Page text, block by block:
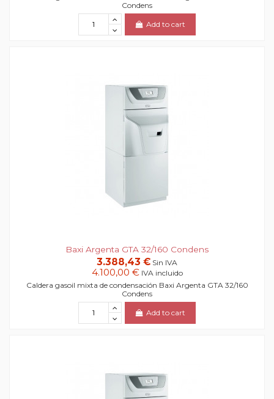
Condens
Add to cart
Baxi Argenta GTA 32/160 Condens
3.388,43 € Sin IVA
4.100,00 € IVA incluido
Caldera gasoil mixta de condensación Baxi Argenta GTA 32/160
Condens
Add to cart